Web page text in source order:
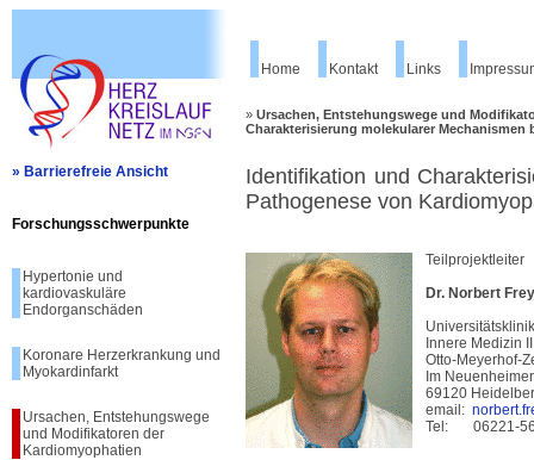
» Barrierefreie Ansicht
Forschungsschwerpunkte
Hypertonie und
kardiovaskuläre
Endorganschäden
Koronare Herzerkrankung und
Myokardinfarkt
Ursachen, Entstehungswege
und Modifikatoren der
Kardiomyophatien
Home Kontakt Links
» Ursachen, Entstehungswege und
Charakterisierung molekularer
Identifikation und
Pathogenese von
Teilprojektleiter
Dr. Norbert Frey
Innere Medizin
Otto-Meyerhof-
Im
69120
email:
Tel: 06221-56